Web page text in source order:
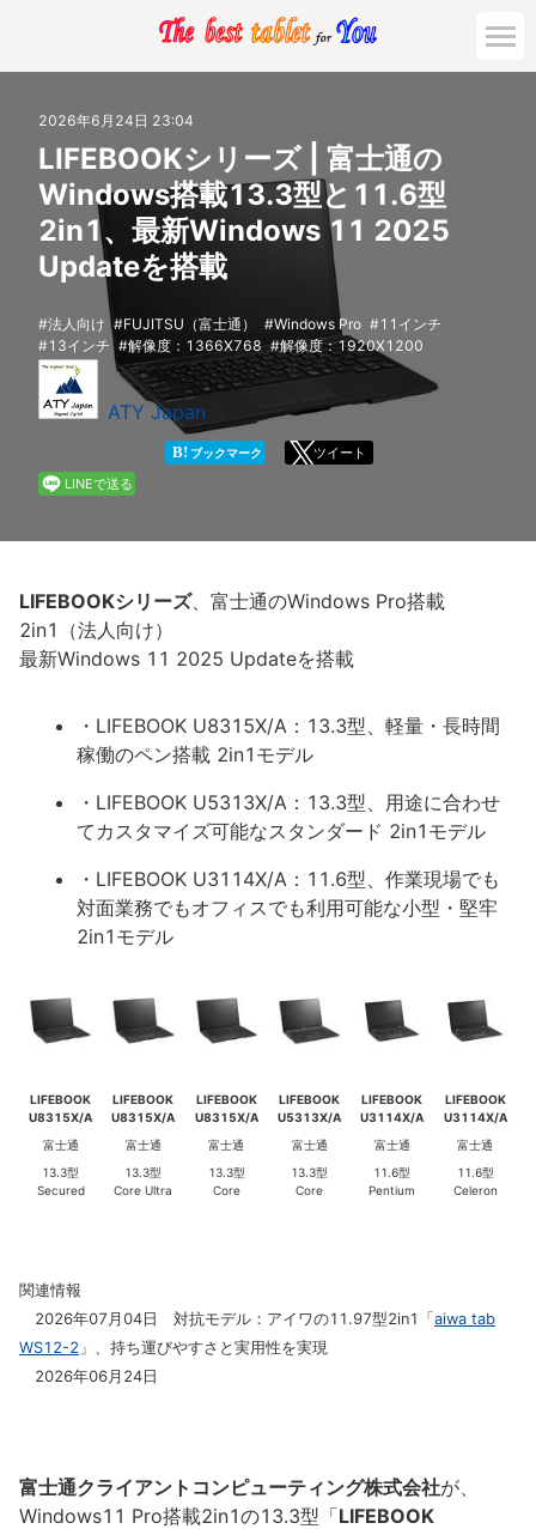
活用対策と事例
主要機種の比較
法人向け
2026年6月24日 23:04
LIFEBOOKシリーズ | 富士通の
Windows搭載13.3型と11.6型
2in1、最新Windows 11 2025
Updateを搭載
法人向け FUJITSU（富士通） Windows Pro
11インチ
13インチ
解像度：1366X768 解像度：1920X1200
ATY Japan
B! ブックマーク
ツイート
LINEで送る
LIFEBOOKシリーズ、富士通のWindows Pro搭載
2in1（法人向け）
最新Windows 11 2025 Updateを搭載
・LIFEBOOK U8315X/A：13.3型、軽量・長時間
稼働のペン搭載 2in1モデル
・LIFEBOOK U5313X/A：13.3型、用途に合わせ
てカスタマイズ可能なスタンダード 2in1モデル
・LIFEBOOK U3114X/A：11.6型、作業現場でも
対面業務でもオフィスでも利用可能な小型・堅牢
2in1モデル
LIFEBOOK
U8315X/A
富士通
13.3型
Secured
LIFEBOOK
U8315X/A
富士通
13.3型
Core Ultra
LIFEBOOK
U8315X/A
富士通
13.3型
Core
LIFEBOOK
U5313X/A
富士通
13.3型
Core
LIFEBOOK
U3114X/A
富士通
11.6型
Pentium
LIFEBOOK
U3114X/A
富士通
11.6型
Celeron
関連情報
2026年07月04日 対抗モデル：アイワの11.97型2in1「 aiwa tab
WS12-2 」、持ち運びやすさと実用性を実現
2026年06月24日
富士通クライアントコンピューティング株式会社が、
Windows11 Pro搭載2in1の13.3型「LIFEBOOK